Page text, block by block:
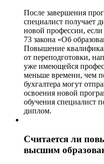
После завершения
специалист получает
новой профессии, если
73 закона «Об
Повышение
от переподготовки,
уже имеющейся
меньше времени, чем
бухгалтера могут
освоения новой
обучения специалист
диплом.
Считается ли
высшим